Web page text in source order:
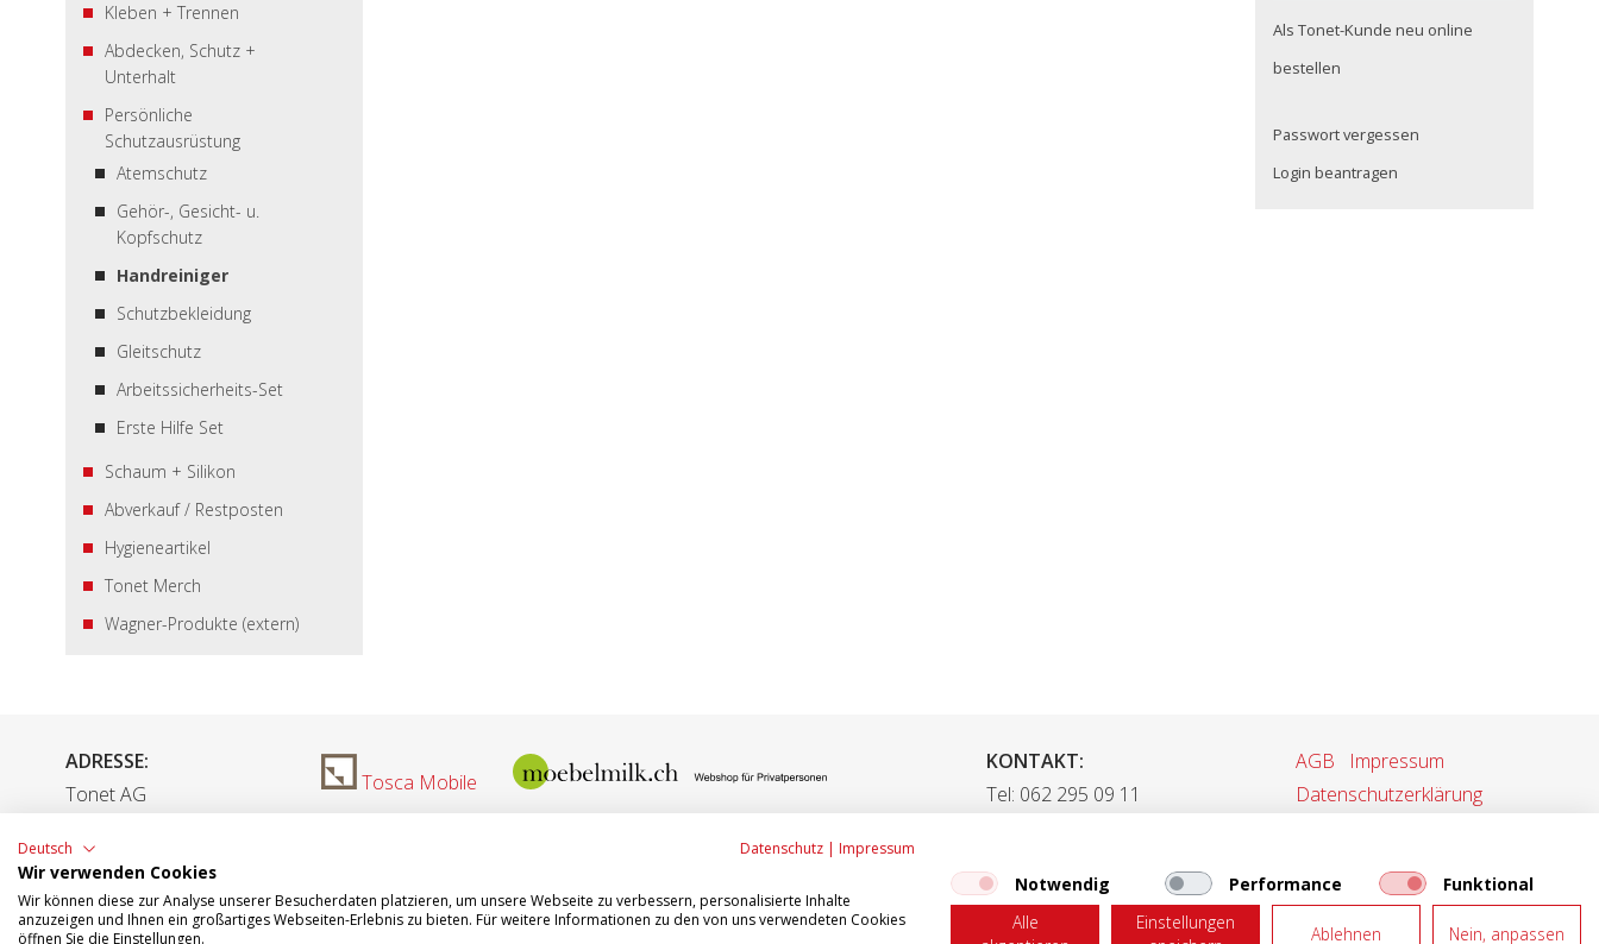
Kleben + Trennen
Abdecken, Schutz +
Unterhalt
Persönliche
Schutzausrüstung
Atemschutz
Gehör-, Gesicht- u.
Kopfschutz
Handreiniger
Schutzbekleidung
Gleitschutz
Arbeitssicherheits-Set
Erste Hilfe Set
Schaum + Silikon
Abverkauf / Restposten
Hygieneartikel
Tonet Merch
Wagner-Produkte (extern)
Als Tonet-Kunde neu online
bestellen
Passwort vergessen
Login beantragen
ADRESSE:
Tonet AG
4658 Däniken
Tosca Mobile
KONTAKT:
Tel: 062 295 09 11
AGB
Impressum
Datenschutzerklärung
Deutsch Datenschutz | Impressum
Wir verwenden Cookies
Wir können diese zur Analyse unserer Besucherdaten platzieren, um unsere Webseite zu verbessern, personalisierte Inhalte
anzuzeigen und Ihnen ein großartiges Webseiten-Erlebnis zu bieten. Für weitere Informationen zu den von uns verwendeten Cookies
öffnen Sie die Einstellungen.
Notwendig Performance
Funktional
Alle
Einstellungen
Ablehnen Nein, anpassen